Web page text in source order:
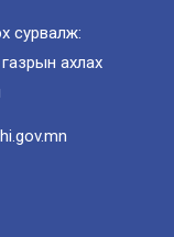
сурвалж:
ахлах